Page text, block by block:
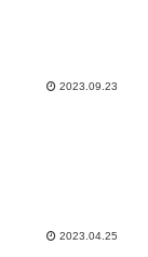
2023.09.23
2023.04.25